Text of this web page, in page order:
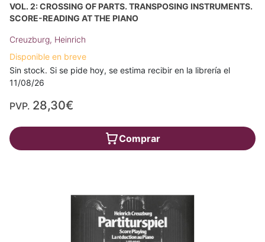
VOL. 2: CROSSING OF PARTS. TRANSPOSING INSTRUMENTS.
SCORE-READING AT THE PIANO
Creuzburg, Heinrich
Disponible en breve
Sin stock. Si se pide hoy, se estima recibir en la librería el
11/08/26
PVP. 28,30€
Comprar